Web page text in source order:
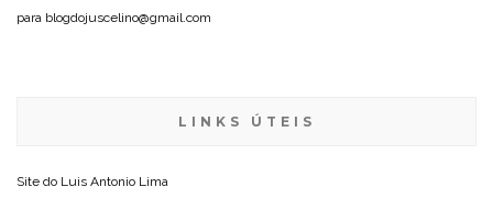
para blogdojuscelino@gmail.com
LINKS ÚTEIS
Site do Luis Antonio Lima